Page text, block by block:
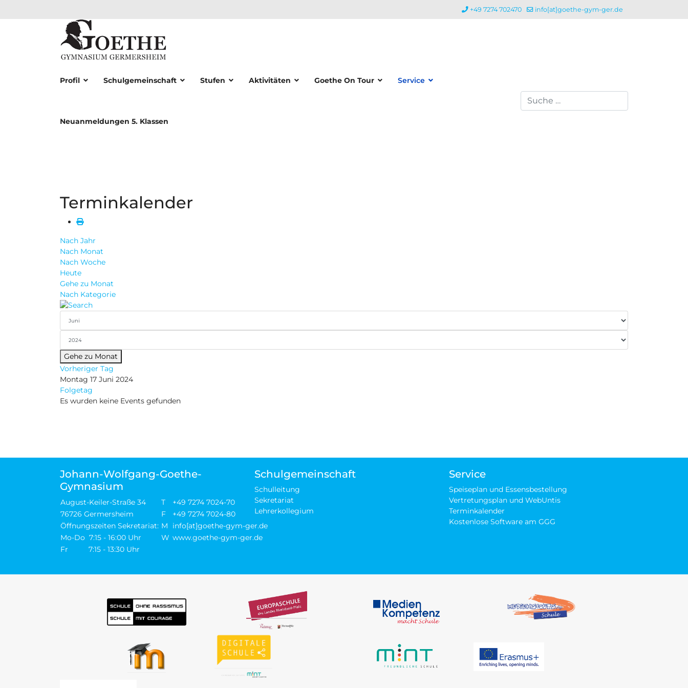
+49 7274 702470 info[at]goethe-gym-ger.de
Profil Schulgemeinschaft Stufen Aktivitäten Goethe On Tour Service
Neuanmeldungen 5. Klassen
Suchen
Terminkalender
Nach Jahr
Nach Monat
Nach Woche
Heute
Gehe zu Monat
Nach Kategorie
Gehe zu Monat
Vorheriger Tag
Montag 17 Juni 2024
Folgetag
Es wurden keine Events gefunden
Johann-Wolfgang-Goethe-
Gymnasium
August-Keiler-Straße 34 T
+49 7274 7024-70
76726 Germersheim
F
+49 7274 7024-80
Öffnungszeiten Sekretariat: M
info[at]goethe-gym-ger.de
Mo-Do 7:15 - 16:00 Uhr
W www.goethe-gym-ger.de
Fr 7:15 - 13:30 Uhr
Schulgemeinschaft
Schulleitung
Sekretariat
Lehrerkollegium
Service
Speiseplan und Essensbestellung
Vertretungsplan und WebUntis
Terminkalender
Kostenlose Software am GGG